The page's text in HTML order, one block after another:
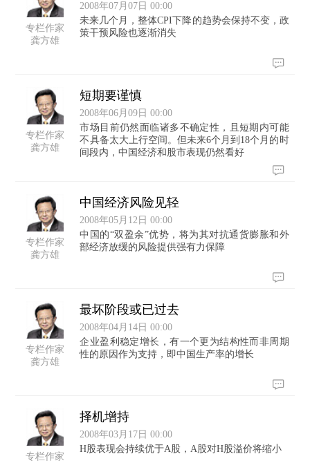
专栏作家
龚方雄
2008年07月07日 00:00
未来几个月，整体CPI下降的趋势会保持不变，政
策干预风险也逐渐消失
专栏作家
龚方雄
短期要谨慎
2008年06月09日 00:00
市场目前仍然面临诸多不确定性，且短期内可能
不具备太大上行空间。但未来6个月到18个月的时
间段内，中国经济和股市表现仍然看好
专栏作家
龚方雄
中国经济风险见轻
2008年05月12日 00:00
中国的“双盈余”优势，将为其对抗通货膨胀和外
部经济放缓的风险提供强有力保障
专栏作家
龚方雄
最坏阶段或已过去
2008年04月14日 00:00
企业盈利稳定增长，有一个更为结构性而非周期
性的原因作为支持，即中国生产率的增长
专栏作家
择机增持
2008年03月17日 00:00
H股表现会持续优于A股，A股对H股溢价将缩小